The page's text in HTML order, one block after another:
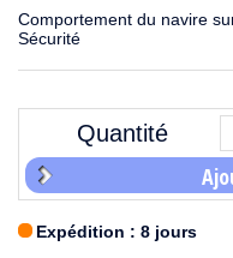
Comportement du navire
Sécurité
Quantité
Expédition : 8 jours